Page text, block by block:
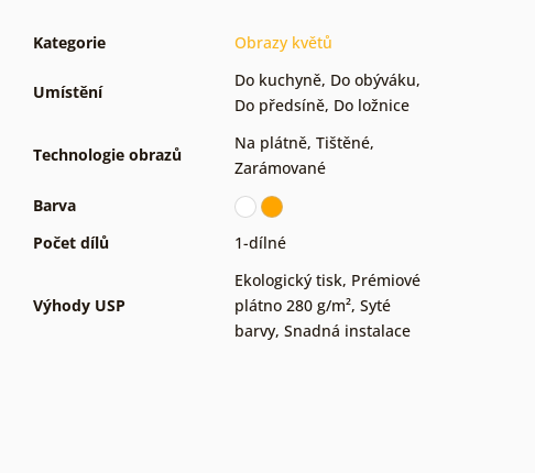
Kategorie Obrazy květů
Umístění
Do kuchyně, Do obýváku,
Do předsíně, Do ložnice
Technologie obrazů
Na plátně, Tištěné,
Zarámované
Barva
Počet dílů
1-dílné
Výhody USP
Ekologický tisk, Prémiové
plátno 280 g/m², Syté
barvy, Snadná instalace